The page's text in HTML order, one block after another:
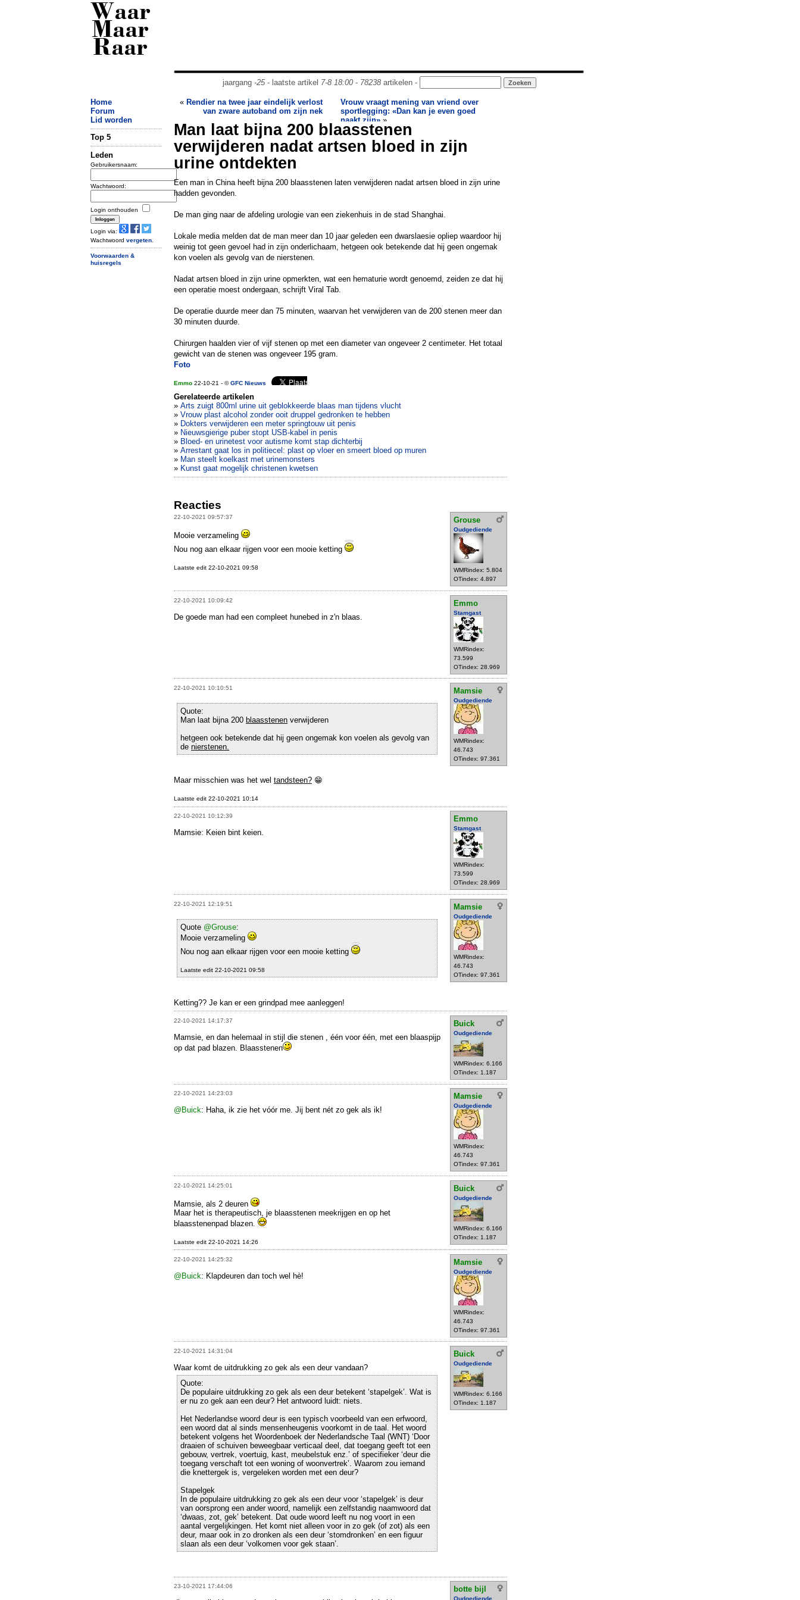
Waar
Maar
Raar
jaargang -25- laatste artikel 7-8 18:00- 78238artikelen -
Home
Forum
Lid worden
Top 5
Leden
Gebruikersnaam:
Wachtwoord:
Login onthouden
Login via:
Wachtwoord vergeten
Voorwaarden &
huisregels
« Rendier na twee jaar eindelijk verlost
van zware autoband om zijn nek
Vrouw vraagt mening van vriend over
sportlegging: «Dan kan je even goed
naakt zijn» »
Man laat bijna 200 blaasstenen
verwijderen nadat artsen bloed in zijn
urine ontdekten
Een man in China heeft bijna 200 blaasstenen laten verwijderen nadat artsen bloed in zijn urine
hadden gevonden.
De man ging naar de afdeling urologie van een ziekenhuis in de stad Shanghai.
Lokale media melden dat de man meer dan 10 jaar geleden een dwarslaesie opliep waardoor hij
weinig tot geen gevoel had in zijn onderlichaam, hetgeen ook betekende dat hij geen ongemak
kon voelen als gevolg van de nierstenen.
Nadat artsen bloed in zijn urine opmerkten, wat een hematurie wordt genoemd, zeiden ze dat hij
een operatie moest ondergaan, schrijft Viral Tab.
De operatie duurde meer dan 75 minuten, waarvan het verwijderen van de 200 stenen meer dan
30 minuten duurde.
Chirurgen haalden vier of vijf stenen op met een diameter van ongeveer 2 centimeter. Het totaal
gewicht van de stenen was ongeveer 195 gram.
Foto
Emmo 22-10-21 - ©GFC Nieuws
Gerelateerde artikelen
» Arts zuigt 800ml urine uit geblokkeerde blaas man tijdens vlucht
» Vrouw plast alcohol zonder ooit druppel gedronken te hebben
» Dokters verwijderen een meter springtouw uit penis
» Nieuwsgierige puber stopt USB-kabel in penis
» Bloed- en urinetest voor autisme komt stap dichterbij
» Arrestant gaat los in politiecel: plast op vloer en smeert bloed op muren
» Man steelt koelkast met urinemonsters
» Kunst gaat mogelijk christenen kwetsen
Reacties
22-10-2021 09:57:37 Grouse
Oudgediende
WMRindex: 5.804
OTindex: 4.897
Mooie verzameling
Nou nog aan elkaar rijgen voor een mooie ketting
Laatste edit 22-10-2021 09:58
22-10-2021 10:09:42 Emmo
Stamgast
WMRindex:
73.599
OTindex: 28.969
De goede man had een compleet hunebed in z'n blaas.
22-10-2021 10:10:51 Mamsie
Oudgediende
WMRindex:
46.743
OTindex: 97.361
Quote:
Man laat bijna 200 blaasstenen verwijderen
hetgeen ook betekende dat hij geen ongemak kon voelen als gevolg van
de nierstenen.
Maar misschien was het wel tandsteen? 😁
Laatste edit 22-10-2021 10:14
22-10-2021 10:12:39 Emmo
Stamgast
WMRindex:
73.599
OTindex: 28.969
Mamsie: Keien bint keien.
22-10-2021 12:19:51 Mamsie
Oudgediende
WMRindex:
46.743
OTindex: 97.361
Quote @Grouse:
Mooie verzameling
Nou nog aan elkaar rijgen voor een mooie ketting
Laatste edit 22-10-2021 09:58
Ketting?? Je kan er een grindpad mee aanleggen!
22-10-2021 14:17:37 Buick
Oudgediende
WMRindex: 6.166
OTindex: 1.187
Mamsie, en dan helemaal in stijl die stenen , één voor één, met een blaaspijp
op dat pad blazen. Blaasstenen
22-10-2021 14:23:03 Mamsie
Oudgediende
WMRindex:
46.743
OTindex: 97.361
@Buick: Haha, ik zie het vóór me. Jij bent nét zo gek als ik!
22-10-2021 14:25:01 Buick
Oudgediende
WMRindex: 6.166
OTindex: 1.187
Mamsie, als 2 deuren
Maar het is therapeutisch, je blaasstenen meekrijgen en op het
blaasstenenpad blazen.
Laatste edit 22-10-2021 14:26
22-10-2021 14:25:32 Mamsie
Oudgediende
WMRindex:
46.743
OTindex: 97.361
@Buick: Klapdeuren dan toch wel hè!
22-10-2021 14:31:04 Buick
Oudgediende
WMRindex: 6.166
OTindex: 1.187
Waar komt de uitdrukking zo gek als een deur vandaan?
Quote:
De populaire uitdrukking zo gek als een deur betekent ‘stapelgek’. Wat is
er nu zo gek aan een deur? Het antwoord luidt: niets.
Het Nederlandse woord deur is een typisch voorbeeld van een erfwoord,
een woord dat al sinds mensenheugenis voorkomt in de taal. Het woord
betekent volgens het Woordenboek der Nederlandsche Taal (WNT) ‘Door
draaien of schuiven beweegbaar verticaal deel, dat toegang geeft tot een
gebouw, vertrek, voertuig, kast, meubelstuk enz.’ of specifieker ‘deur die
toegang verschaft tot een woning of woonvertrek’. Waarom zou iemand
die knettergek is, vergeleken worden met een deur?
Stapelgek
In de populaire uitdrukking zo gek als een deur voor ‘stapelgek’ is deur
van oorsprong een ander woord, namelijk een zelfstandig naamwoord dat
‘dwaas, zot, gek’ betekent. Dat oude woord leeft nu nog voort in een
aantal vergelijkingen. Het komt niet alleen voor in zo gek (of zot) als een
deur, maar ook in zo dronken als een deur ‘stomdronken’ en een figuur
slaan als een deur ‘volkomen voor gek staan’.
23-10-2021 17:44:06 botte bijl